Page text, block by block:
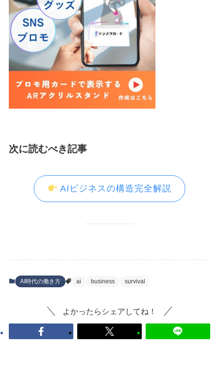
次に読むべき記事
AIビジネスの構造完全解説
AI時代の働き方 ai business survival
よかったらシェアしてね！